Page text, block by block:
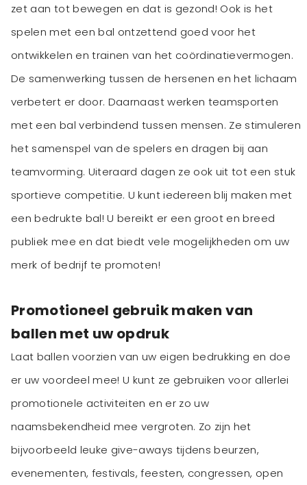
zet aan tot bewegen en dat is gezond! Ook is het
spelen met een bal ontzettend goed voor het
ontwikkelen en trainen van het coördinatievermogen.
De samenwerking tussen de hersenen en het lichaam
verbetert er door. Daarnaast werken teamsporten
met een bal verbindend tussen mensen. Ze stimuleren
het samenspel van de spelers en dragen bij aan
teamvorming. Uiteraard dagen ze ook uit tot een stuk
sportieve competitie. U kunt iedereen blij maken met
een bedrukte bal! U bereikt er een groot en breed
publiek mee en dat biedt vele mogelijkheden om uw
merk of bedrijf te promoten!
Promotioneel gebruik maken van
ballen met uw opdruk
Laat ballen voorzien van uw eigen bedrukking en doe
er uw voordeel mee! U kunt ze gebruiken voor allerlei
promotionele activiteiten en er zo uw
naamsbekendheid mee vergroten. Zo zijn het
bijvoorbeeld leuke give-aways tijdens beurzen,
evenementen, festivals, feesten, congressen, open